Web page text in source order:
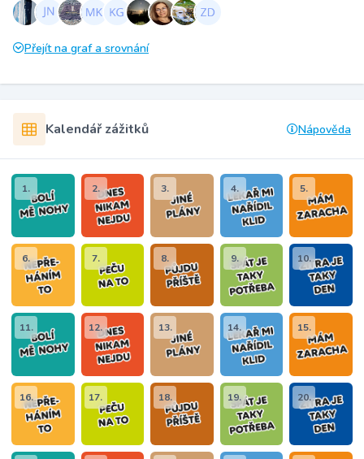
Přejít na graf a srovnání
Kalendář zážitků Nápověda
1. 2. 3. 4. 5.
6. 7. 8. 9. 10.
11. 12. 13. 14. 15.
16. 17. 18. 19. 20.